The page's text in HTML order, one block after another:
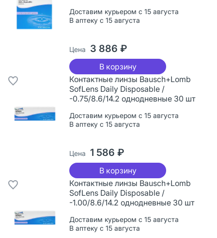
Доставим курьером с 15 августа
В аптеку с 15 августа
Цена 3 886 ₽
В корзину
Контактные линзы Bausch+Lomb
SofLens Daily Disposable /
-0.75/8.6/14.2 однодневные 30 шт
Доставим курьером с 15 августа
В аптеку с 15 августа
Цена 1 586 ₽
В корзину
Контактные линзы Bausch+Lomb
SofLens Daily Disposable /
-1.00/8.6/14.2 однодневные 30 шт
Доставим курьером с 15 августа
В аптеку с 15 августа